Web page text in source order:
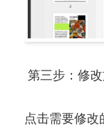
第三步：修
点击需要修